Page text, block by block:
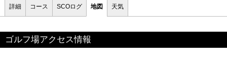
詳細 コース SCOログ 地図 天気
ゴルフ場アクセス情報